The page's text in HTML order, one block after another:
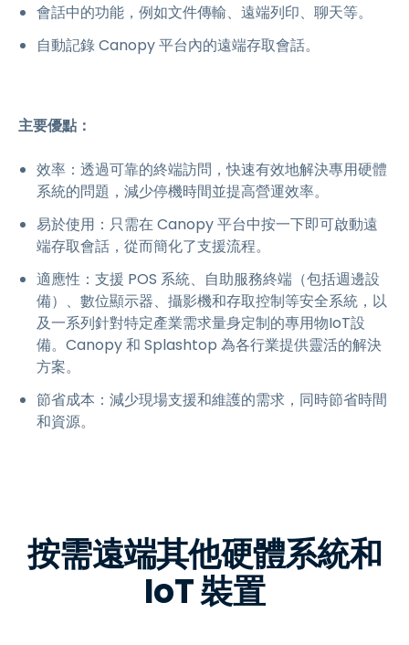
會話中的功能，例如文件傳輸、遠端列印、聊天等。
自動記錄 Canopy 平台內的遠端存取會話。
主要優點：
效率：透過可靠的終端訪問，快速有效地解決專用硬體
系統的問題，減少停機時間並提高營運效率。
易於使用：只需在 Canopy 平台中按一下即可啟動遠
端存取會話，從而簡化了支援流程。
適應性：支援 POS 系統、自助服務終端（包括週邊設
備）、數位顯示器、攝影機和存取控制等安全系統，以
及一系列針對特定產業需求量身定制的專用物IoT設
備。Canopy 和 Splashtop 為各行業提供靈活的解決
方案。
節省成本：減少現場支援和維護的需求，同時節省時間
和資源。
按需遠端其他硬體系統和
IoT 裝置